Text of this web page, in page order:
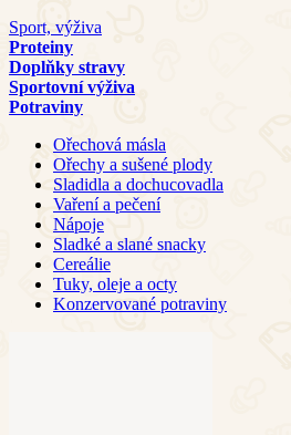
Sport, výživa
Proteiny
Doplňky stravy
Sportovní výživa
Potraviny
Ořechová másla
Ořechy a sušené plody
Sladidla a dochucovadla
Vaření a pečení
Nápoje
Sladké a slané snacky
Cereálie
Tuky, oleje a octy
Konzervované potraviny